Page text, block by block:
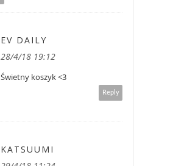
EV DAILY
28/4/18 19:12
Świetny koszyk <3
Reply
KATSUUMI